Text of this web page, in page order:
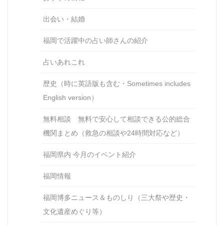
出会い・結婚
福岡で活躍中の占い師さんの紹介
占いあれこれ
歴史（時に英語版も含む・Sometimes includes
English version）
無料相談 無料で安心して相談できる公的総合
機関まとめ（救急の相談や24時間対応など）
福岡県内 今月のイベント紹介
福岡情報
福岡博多ニュース＆ものしり（三大祭や歴史・
文化遺産めぐり等）